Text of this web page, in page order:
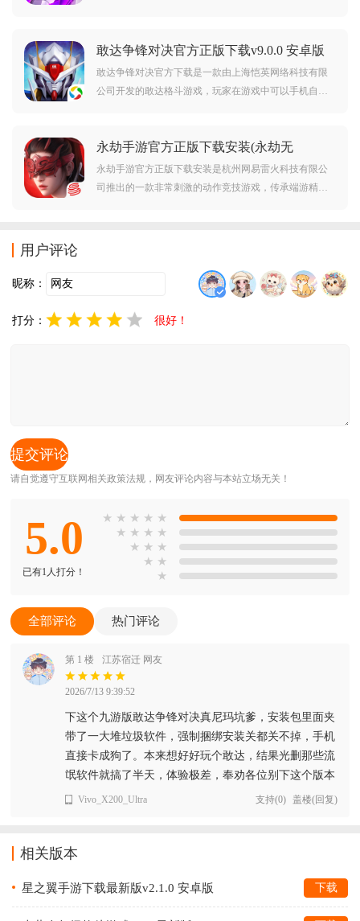
战模式和竞技场中一展身手。
敢达争锋对决官方正版下载v9.0.0 安卓版
敢达争锋对决官方下载是一款由上海恺英网络科技有限
公司开发的敢达格斗游戏，玩家在游戏中可以手机自己
永劫手游官方正版下载安装(永劫无
间)v1.0.227845 最新版
永劫手游官方正版下载安装是杭州网易雷火科技有限公
司推出的一款非常刺激的动作竞技游戏，传承端游精
用户评论
昵称：
打分： 很好！
请自觉遵守互联网相关政策法规，网友评论内容与本站立场无关！
5.0
已有1人打分！
★ ★ ★ ★ ★
★ ★ ★ ★
★ ★ ★
★ ★
★
全部评论 热门评论
第 1 楼 江苏宿迁 网友
2026/7/13 9:39:52
下这个九游版敢达争锋对决真尼玛坑爹，安装包里面夹
带了一大堆垃圾软件，强制捆绑安装关都关不掉，手机
直接卡成狗了。本来想好好玩个敢达，结果光删那些流
氓软件就搞了半天，体验极差，奉劝各位别下这个版本
Vivo_X200_Ultra 支持(0) 盖楼(回复)
相关版本
星之翼手游下载最新版v2.1.0 安卓版 下载